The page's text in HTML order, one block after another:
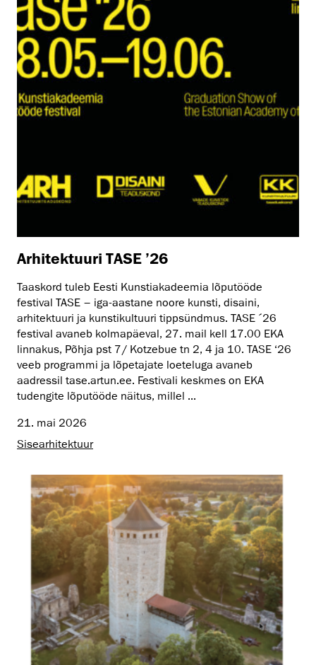
Arhitektuuri TASE ’26
Taaskord tuleb Eesti Kunstiakadeemia lõputööde
festival TASE – iga-aastane noore kunsti, disaini,
arhitektuuri ja kunstikultuuri tippsündmus. TASE ´26
festival avaneb kolmapäeval, 27. mail kell 17.00 EKA
linnakus, Põhja pst 7/ Kotzebue tn 2, 4 ja 10. TASE ‘26
veeb programmi ja lõpetajate loeteluga avaneb
aadressil tase.artun.ee. Festivali keskmes on EKA
tudengite lõputööde näitus, millel ...
21. mai 2026
Sisearhitektuur